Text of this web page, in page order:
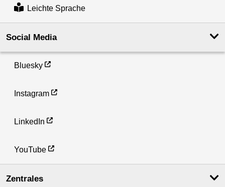
Leichte Sprache
Social Media
Bluesky
Instagram
LinkedIn
YouTube
Zentrales